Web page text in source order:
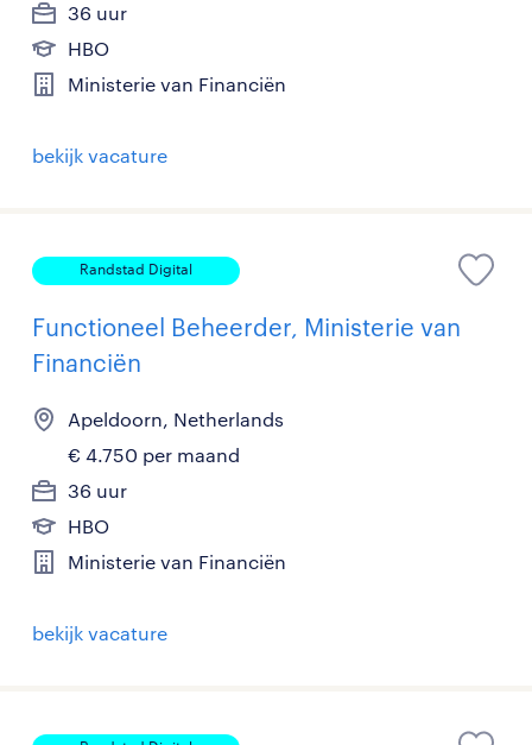
36 uur
HBO
Ministerie van Financiën
bekijk vacature
Randstad Digital
Functioneel Beheerder, Ministerie van
Financiën
Apeldoorn, Netherlands
€ 4.750 per maand
36 uur
HBO
Ministerie van Financiën
bekijk vacature